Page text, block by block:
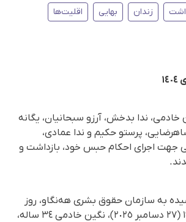
زندان بهایی اقلیت‌ها
خادمی، ندا بدخش، آرزو سبحانیان، یگانه
پرستو حکیم و ندا عمادی،
جهت اجرای احکام حبس خود، بازداشت و
به سازمان حقوق بشری هەنگاو، روز
شنبه ٦ دی ماه ١٤٠٤ (٢٧ دسامبر ٢٠٢٥)، نگین خادمی ٣٤ ساله،